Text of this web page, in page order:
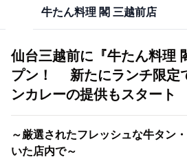
牛たん料理 閣 三越前店
仙台三越前に『牛たん料理
プン！ 新たにランチ限定
ンカレーの提供もスタート
～厳選されたフレッシュな牛タン
いた店内で～